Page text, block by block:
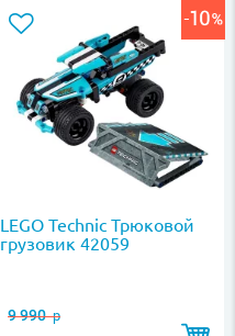
LEGO Technic Трюковой
грузовик 42059
9 990р